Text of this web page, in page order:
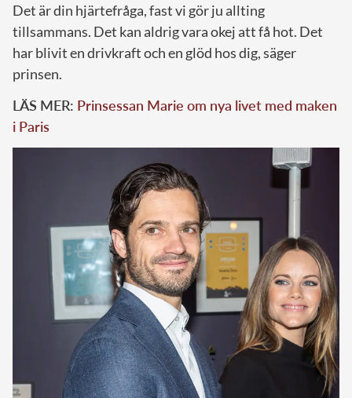
Det är din hjärtefråga, fast vi gör ju allting
tillsammans. Det kan aldrig vara okej att få hot. Det
har blivit en drivkraft och en glöd hos dig, säger
prinsen.
LÄS MER: Prinsessan Marie om nya livet med maken
i Paris